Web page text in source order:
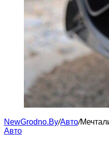
NewGrodno.By/Авто/
Авто